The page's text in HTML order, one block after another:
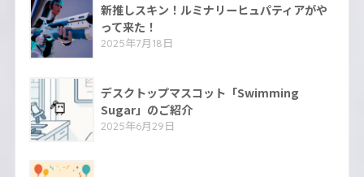
新推しスキン！ルミナリーヒュパティアがや
って来た！
2025年7月18日
デスクトップマスコット「Swimming
Sugar」のご紹介
2025年6月29日